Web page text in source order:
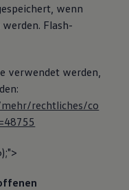
wenn
Flash-
verwendet werden,
rechtliches/co